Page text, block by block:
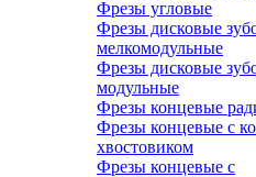
Фрезы угловые
Фрезы дисковые
мелкомодульные
Фрезы дисковые
модульные
Фрезы концевые
Фрезы концевые с
хвостовиком
Фрезы концевые с